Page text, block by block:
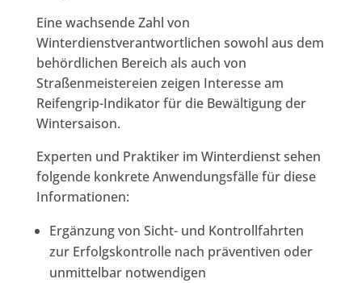
Eine wachsende Zahl von
Winterdienstverantwortlichen sowohl aus dem
behördlichen Bereich als auch von
Straßenmeistereien zeigen Interesse am
Reifengrip-Indikator für die Bewältigung der
Wintersaison.
Experten und Praktiker im Winterdienst sehen
folgende konkrete Anwendungsfälle für diese
Informationen:
Ergänzung von Sicht- und Kontrollfahrten
zur Erfolgskontrolle nach präventiven oder
unmittelbar notwendigen